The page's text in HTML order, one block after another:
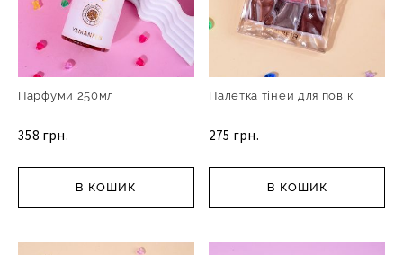
Парфуми 250мл
358 грн.
В КОШИК
Палетка тіней для повік
275 грн.
В КОШИК